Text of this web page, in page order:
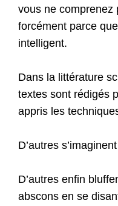
vous ne comprenez
forcément parce
intelligent.
Dans la littérature
textes sont rédigés
appris les
D’autres
D’autres enfin
abscons en se